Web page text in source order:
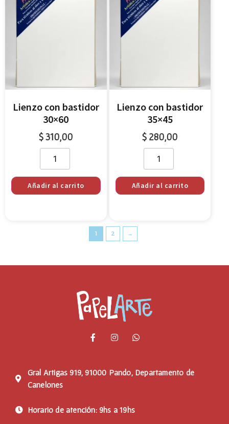
Lienzo con bastidor
30×60
$310,00
Añadir al carrito
Lienzo con bastidor
35×45
$ 280,00
Añadir al carrito
1 2 →
Gral Artigas 919, 91000 Pando, Departamento de
Canelones
Horario de atención: 9hs a 19hs